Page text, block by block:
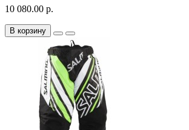
10 080.00 р.
В корзину